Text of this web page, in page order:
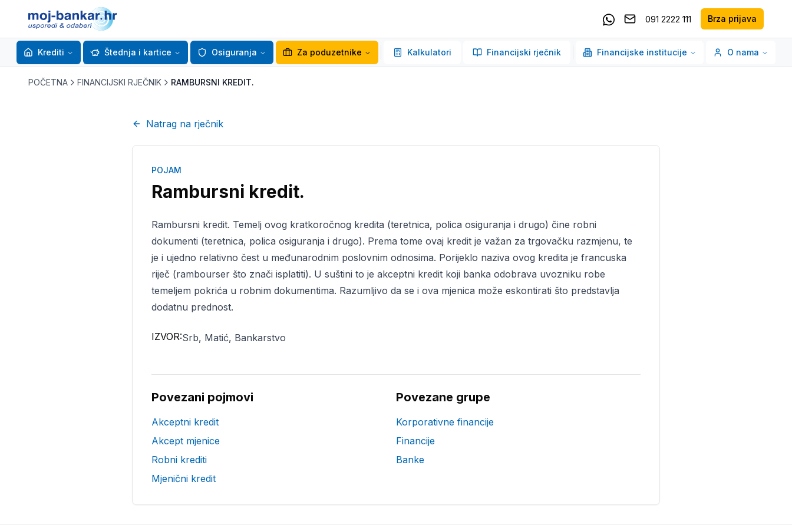
Kontaktirajte nas putem Whatsappa
091 2222 111 Brza prijava
Krediti Štednja i kartice Osiguranja Za poduzetnike Kalkulatori Financijski rječnik Financijske institucije O nama
POČETNA FINANCIJSKI RJEČNIK RAMBURSNI KREDIT.
Natrag na rječnik
POJAM
Rambursni kredit.
Rambursni kredit. Temelj ovog kratkoročnog kredita (teretnica, polica osiguranja i drugo) čine robni
dokumenti (teretnica, polica osiguranja i drugo). Prema tome ovaj kredit je važan za trgovačku razmjenu, te
je i ujedno relativno čest u međunarodnim poslovnim odnosima. Porijeklo naziva ovog kredita je francuska
riječ (rambourser što znači isplatiti). U suštini to je akceptni kredit koji banka odobrava uvozniku robe
temeljem pokrića u robnim dokumentima. Razumljivo da se i ova mjenica može eskontirati što predstavlja
dodatnu prednost.
IZVOR:Srb, Matić, Bankarstvo
Povezani pojmovi
Akceptni kredit
Akcept mjenice
Robni krediti
Mjenični kredit
Povezane grupe
Korporativne financije
Financije
Banke